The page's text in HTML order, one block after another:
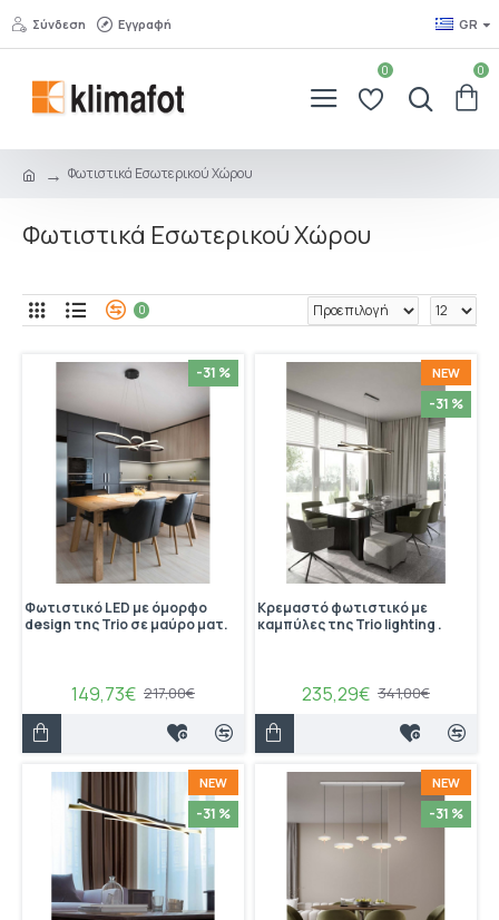
Σύνδεση Εγγραφή GR
0 0
Φωτιστικά Εσωτερικού Χώρου
Φωτιστικά Εσωτερικού Χώρου
0
-31 %
Φωτιστικό LED με όμορφο
design της Trio σε μαύρο ματ.
149,73€ 217,00€
NEW
-31 %
Κρεμαστό φωτιστικό με
καμπύλες της Trio lighting .
235,29€ 341,00€
NEW
-31 %
NEW
-31 %